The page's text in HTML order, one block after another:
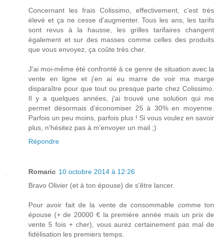
Concernant les frais Colissimo, effectivement, c'est très
élevé et ça ne cesse d'augmenter. Tous les ans, les tarifs
sont revus à la hausse, les grilles tarifaires changent
également et sur des masses comme celles des produits
que vous envoyez, ça coûte très cher.
J'ai moi-même été confronté à ce genre de situation avec la
vente en ligne et j'en ai eu marre de voir ma marge
disparaître pour que tout ou presque parte chez Colissimo.
Il y a quelques années, j'ai trouvé une solution qui me
permet désormais d'économiser 25 à 30% en moyenne.
Parfois un peu moins, parfois plus ! Si vous voulez en savoir
plus, n'hésitez pas à m'envoyer un mail ;)
Répondre
Romaric 10 octobre 2014 à 12:26
Bravo Olivier (et à ton épouse) de s'être lancer.
Pour avoir fait de la vente de consommable comme ton
épouse (+ de 20000 € la première année mais un prix de
vente 5 fois + cher), vous aurez certainement pas mal de
fidélisation les premiers temps.